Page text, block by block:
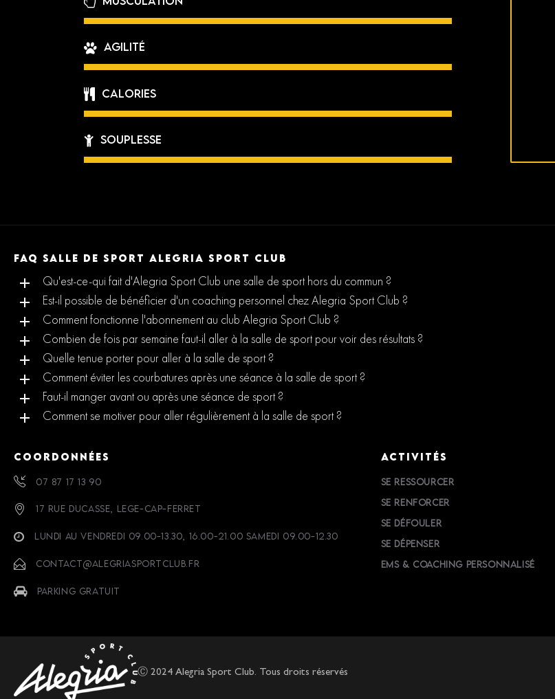
Agilité
Calories
Souplesse
FAQ SALLE DE SPORT ALEGRIA SPORT CLUB
Qu'est-ce-qui fait d'Alegria Sport Club une salle de sport hors du commun ?
Est-il possible de bénéficier d'un coaching personnel chez Alegria Sport Club ?
Comment fonctionne l'abonnement au club Alegria Sport Club ?
Combien de fois par semaine faut-il aller à la salle de sport pour voir des résultats ?
Quelle tenue porter pour aller à la salle de sport ?
Comment éviter les courbatures après une séance à la salle de sport ?
Faut-il manger avant ou après une séance de sport ?
Comment se motiver pour aller régulièrement à la salle de sport ?
COORDONNÉES
07 87 17 13 90
17 RUE DUCASSE, LEGE-CAP-FERRET
LUNDI AU VENDREDI 09.00-13.30, 16.00-21.00 SAMEDI 09.00-12.30
CONTACT@ALEGRIASPORTCLUB.FR
PARKING GRATUIT
ACTIVITÉS
SE RESSOURCER
SE RENFORCER
SE DÉFOULER
SE DÉPENSER
EMS & COACHING PERSONNALISÉ
Ⓒ 2024 Alegria Sport Club. Tous droits réservés